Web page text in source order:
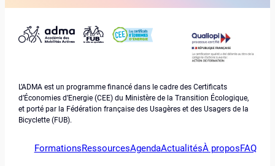
L’ADMA est un programme financé dans le cadre des Certificats
d’Économies d’Energie (CEE) du Ministère de la Transition Écologique,
et porté par la Fédération française des Usagères et des Usagers de la
Bicyclette (FUB).
FormationsRessourcesAgendaActualitésÀ proposFAQ